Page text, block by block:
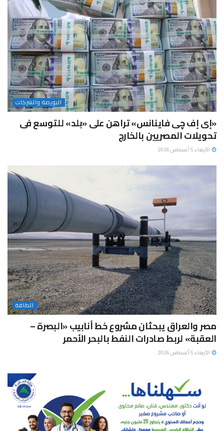
البورصة والشركات
«إى إف چى فاينانس» تراهن على «بلد» للتوسع فى
تحويلات المصريين بالخارج
الأربعاء 5 أغسطس 2026
الطاقة
مصر والعراق يبحثان مشروع خط أنابيب «البصرة –
العقبة» لربط صادرات النفط بالبحر الأحمر
الأربعاء 5 أغسطس 2026